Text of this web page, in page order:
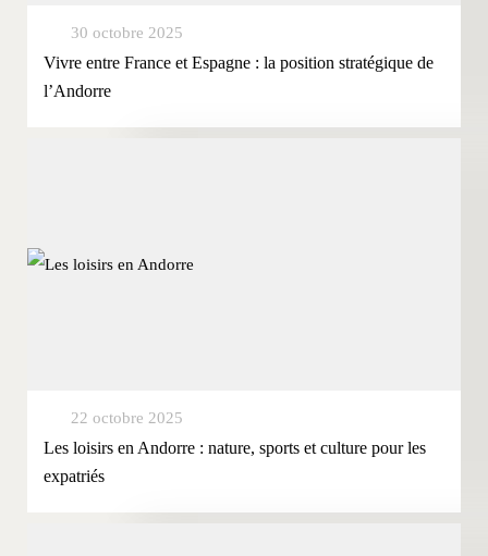
30 octobre 2025
Vivre entre France et Espagne : la position stratégique de
l’Andorre
22 octobre 2025
Les loisirs en Andorre : nature, sports et culture pour les
expatriés